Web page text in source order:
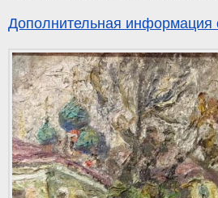
Дополнительная информация